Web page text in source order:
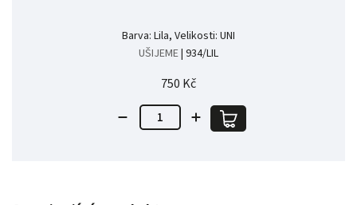
Barva: Lila, Velikosti: UNI
UŠIJEME| 934/LIL
750 Kč